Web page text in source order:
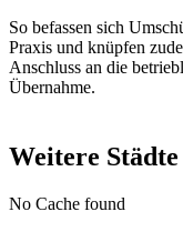
So befassen sich
Praxis und knüpfen
Anschluss an die
Übernahme.
Weitere
No Cache found